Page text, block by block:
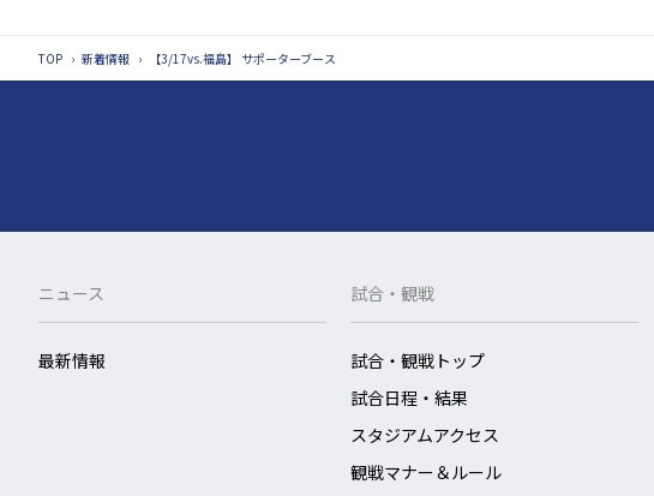
TOP › 新着情報 › 【3/17vs.福島】 サポーターブース
ニュース
最新情報
試合・観戦
試合・観戦トップ
試合日程・結果
スタジアムアクセス
観戦マナー＆ルール